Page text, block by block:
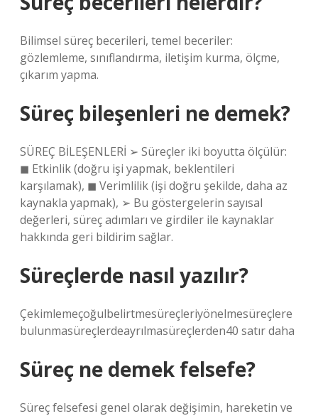
Bilimsel süreç becerileri, temel beceriler:
gözlemleme, sınıflandırma, iletişim kurma, ölçme,
çıkarım yapma.
Süreç bileşenleri ne demek?
SÜREÇ BİLEŞENLERİ ➢ Süreçler iki boyutta ölçülür:
◼ Etkinlik (doğru işi yapmak, beklentileri
karşılamak), ◼ Verimlilik (işi doğru şekilde, daha az
kaynakla yapmak), ➢ Bu göstergelerin sayısal
değerleri, süreç adımları ve girdiler ile kaynaklar
hakkında geri bildirim sağlar.
Süreçlerde nasıl yazılır?
Çekimlemeçoğulbelirtmesüreçleriyönelmesüreçlere
bulunmasüreçlerdeayrılmasüreçlerden40 satır daha
Süreç ne demek felsefe?
Süreç felsefesi genel olarak değişimin, hareketin ve